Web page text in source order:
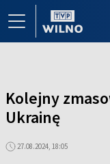
Kolejny
Ukrainę
27.08.2024, 18:05